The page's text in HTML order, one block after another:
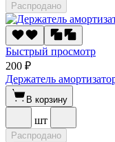
Распродано
Быстрый просмотр
200 ₽
Держатель
В корзину
шт
Распродано